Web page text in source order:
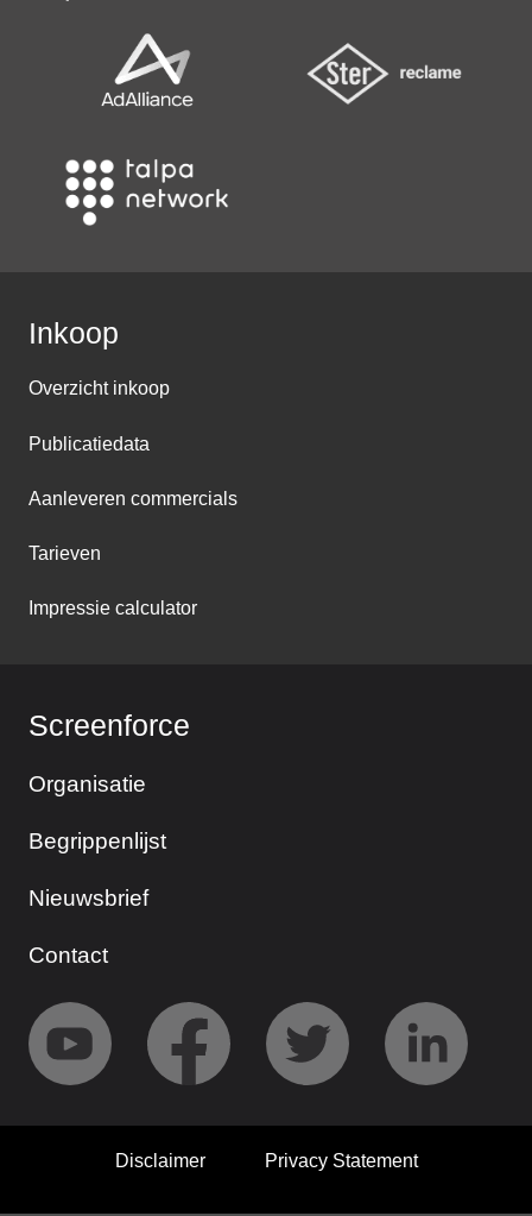
Inkoop
Overzicht inkoop
Publicatiedata
Aanleveren commercials
Tarieven
Impressie calculator
Screenforce
Organisatie
Begrippenlijst
Nieuwsbrief
Contact
Disclaimer Privacy Statement